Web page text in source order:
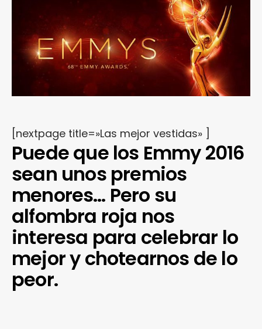
[nextpage title=»Las mejor vestidas» ]
Puede que los Emmy 2016
sean unos premios
menores… Pero su
alfombra roja nos
interesa para celebrar lo
mejor y chotearnos de lo
peor.